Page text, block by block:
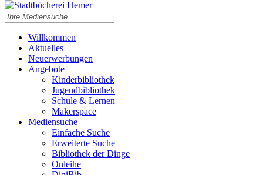
Willkommen
Aktuelles
Neuerwerbungen
Angebote
Kinderbibliothek
Jugendbibliothek
Schule & Lernen
Makerspace
Mediensuche
Einfache Suche
Erweiterte Suche
Bibliothek der Dinge
Onleihe